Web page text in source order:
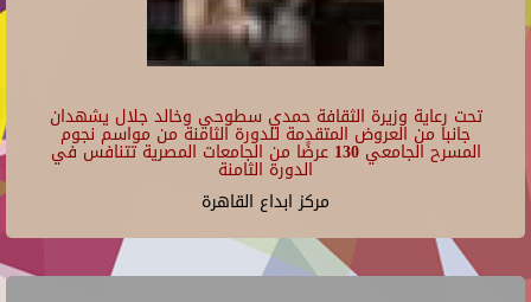
تحت رعاية وزيرة الثقافة حمدي سطوحي وخالد جلال يشهدان
جانبا من العروض المتقدمة للدورة الثامنة من مواسم نجوم
المسرح الجامعي 130 عرضًا من الجامعات المصرية تتنافس في
الدورة الثامنة
مركز ابداع القاهرة